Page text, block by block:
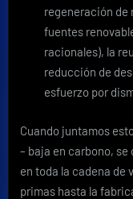
regeneración de
fuentes
racionales), la
reducción de
esfuerzo por
Cuando juntamos
– baja en carbono,
en toda la cadena de
primas hasta la